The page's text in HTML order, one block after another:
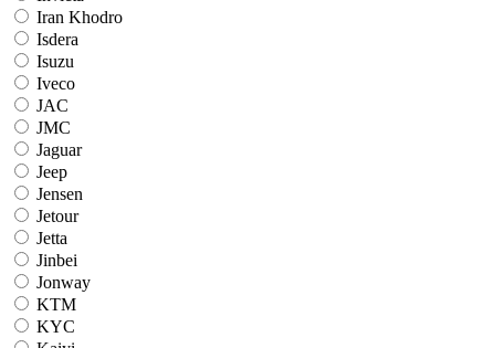
Iran Khodro
Isdera
Isuzu
Iveco
JAC
JMC
Jaguar
Jeep
Jensen
Jetour
Jetta
Jinbei
Jonway
KTM
KYC